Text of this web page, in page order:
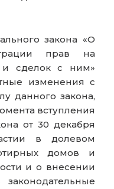
закона «О
прав на
сделок с ним»
изменения с
данного закона,
вступления
от 30 декабря
в долевом
домов и
и о внесении